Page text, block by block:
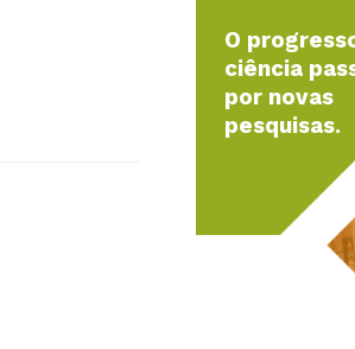
O
ciência
por novas
pesquisas.